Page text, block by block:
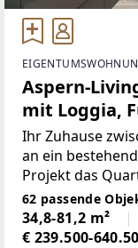
Aspern-
mit Loggia,
Nähe in
Ihr Zuhause
an ein
Projekt das
provisionsfreie
PKW-
geplanten zwei
62 passende
34,8-81,2 m²
€ 239.500-